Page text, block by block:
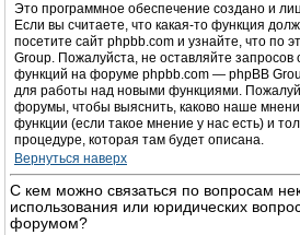
Это программное обеспечение создано и
Если вы считаете, что какая-то функция
посетите сайт phpbb.com и узнайте, что по
Group. Пожалуйста, не оставляйте запросов
функций на форуме phpbb.com — phpBB
для работы над новыми функциями.
форумы, чтобы выяснить, каково наше
функции (если такое мнение у нас есть) и
процедуре, которая там будет описана.
Вернуться наверх
С кем можно связаться по вопросам
использования или юридических
форумом?